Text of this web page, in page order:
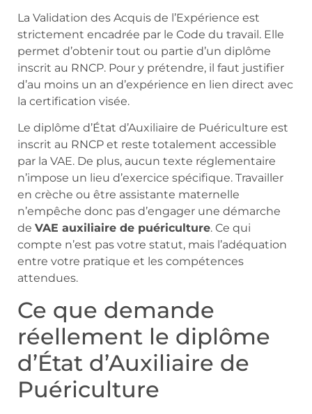
La Validation des Acquis de l’Expérience est
strictement encadrée par le Code du travail. Elle
permet d’obtenir tout ou partie d’un diplôme
inscrit au RNCP. Pour y prétendre, il faut justifier
d’au moins un an d’expérience en lien direct avec
la certification visée.
Le diplôme d’État d’Auxiliaire de Puériculture est
inscrit au RNCP et reste totalement accessible
par la VAE. De plus, aucun texte réglementaire
n’impose un lieu d’exercice spécifique. Travailler
en crèche ou être assistante maternelle
n’empêche donc pas d’engager une démarche
de VAE auxiliaire de puériculture. Ce qui
compte n’est pas votre statut, mais l’adéquation
entre votre pratique et les compétences
attendues.
Ce que demande
réellement le diplôme
d’État d’Auxiliaire de
Puériculture